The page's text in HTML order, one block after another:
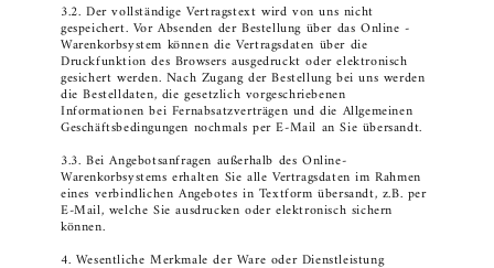
3.2. Der vollständige Vertragstext wird von uns nicht
gespeichert. Vor Absenden der Bestellung über das Online -
Warenkorbsystem können die Vertragsdaten über die
Druckfunktion des Browsers ausgedruckt oder elektronisch
gesichert werden. Nach Zugang der Bestellung bei uns werden
die Bestelldaten, die gesetzlich vorgeschriebenen
Informationen bei Fernabsatzverträgen und die Allgemeinen
Geschäftsbedingungen nochmals per E-Mail an Sie übersandt.
3.3. Bei Angebotsanfragen außerhalb des Online-
Warenkorbsystems erhalten Sie alle Vertragsdaten im Rahmen
eines verbindlichen Angebotes in Textform übersandt, z.B. per
E-Mail, welche Sie ausdrucken oder elektronisch sichern
können.
4. Wesentliche Merkmale der Ware oder Dienstleistung